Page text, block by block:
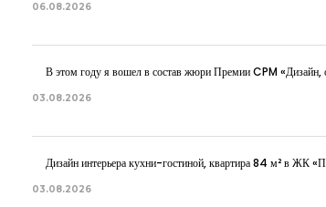
06.08.2026
В этом году я вошел в состав жюри Премии CPM «Дизайн,
03.08.2026
Дизайн интерьера кухни-гостиной, квартира 84 м² в ЖК
03.08.2026